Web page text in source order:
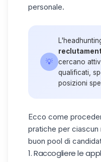
personale.
💡
cercano
qualificati,
posizioni
Ecco come
pratiche per
buon pool di
1. Raccogliere le